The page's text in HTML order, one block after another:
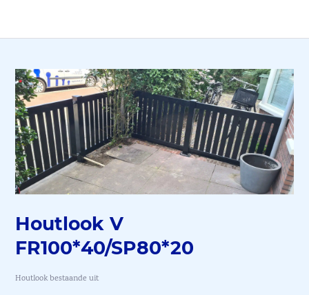
Houtlook V
FR100*40/SP80*20
Houtlook bestaande uit